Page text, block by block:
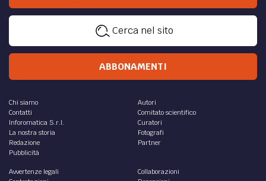
Cerca nel sito
ABBONAMENTI
Chi siamo
Contatti
Inforomatica S.r.l.
La nostra storia
Redazione
Pubblicità
Autori
Comitato scientifico
Curatori
Fotografi
Partner
Avvertenze legali
Collaborazioni